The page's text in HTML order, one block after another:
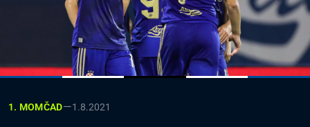
1. MOMČAD—1.8.2021